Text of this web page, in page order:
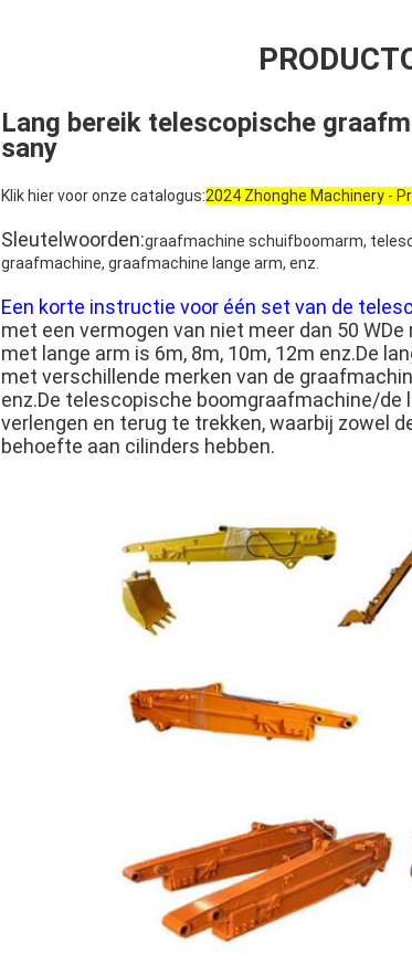
Lang bereik telescopische
sany
Klik hier voor onze catalogus:2024 Zhonghe Machinery -
Sleutelwoorden:graafmachine schuifboomarm,
graafmachine, graafmachine lange arm, enz.
Een korte instructie voor één set van de
met een vermogen van niet meer dan 50 WDe
met lange arm is 6m, 8m, 10m, 12m enz.De
met verschillende merken van de
enz.De telescopische boomgraafmachine/
verlengen en terug te trekken, waarbij zowel
behoefte aan cilinders hebben.